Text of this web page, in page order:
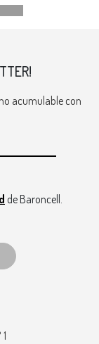
acumulable con
de Baroncell.